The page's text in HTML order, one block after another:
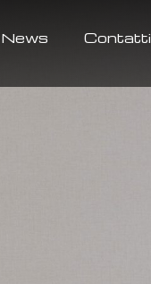
News Contatti